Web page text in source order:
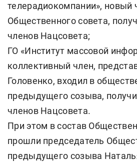
телерадиокомпании», новый
Общественного совета,
членов Нацсовета;
ГО «Институт массовой
коллективный член,
Головенко, входил в
предыдущего созыва,
членов Нацсовета.
При этом в состав
прошли председатель
предыдущего созыва